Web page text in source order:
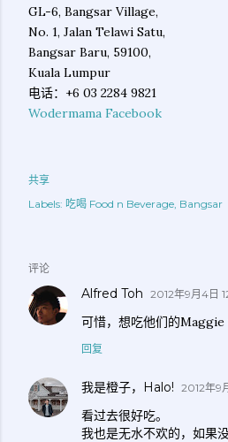
GL-6, Bangsar Village,
No. 1, Jalan Telawi Satu,
Bangsar Baru, 59100,
Kuala Lumpur
电话：+6 03 2284 9821
Wodermama Facebook
共享
Labels: 吃喝 Food n Beverage Bangsar
评论
Alfred Toh 2012年9月4日
可惜，想吃他们的Maggie
回复
我是橙子，Halo! 2012年9
看过去很好吃。
我也是无水不欢的，如果